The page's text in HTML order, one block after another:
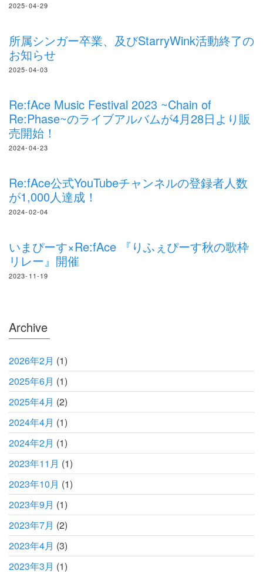
2025-04-29
所属シンガー卒業、及びStarryWink活動終了の
お知らせ
2025-04-03
Re:fAce Music Festival 2023 ~Chain of
Re:Phase~のライブアルバムが4月28日より販
売開始！
2024-04-23
Re:fAce公式YouTubeチャンネルの登録者人数
が1,000人達成！
2024-02-04
いまぴーす×Re:fAce 『りふぇぴーす秋の歌枠
リレー』開催
2023-11-19
Archive
2026年2月 (1)
2025年6月 (1)
2025年4月 (2)
2024年4月 (1)
2024年2月 (1)
2023年11月 (1)
2023年10月 (1)
2023年9月 (1)
2023年7月 (2)
2023年4月 (3)
2023年3月 (1)